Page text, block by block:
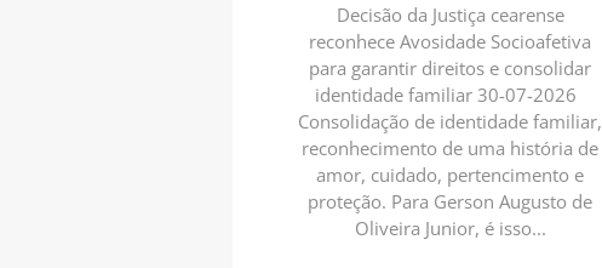
Decisão da Justiça cearense
reconhece Avosidade Socioafetiva
para garantir direitos e consolidar
identidade familiar 30-07-2026
Consolidação de identidade familiar,
reconhecimento de uma história de
amor, cuidado, pertencimento e
proteção. Para Gerson Augusto de
Oliveira Junior, é isso...